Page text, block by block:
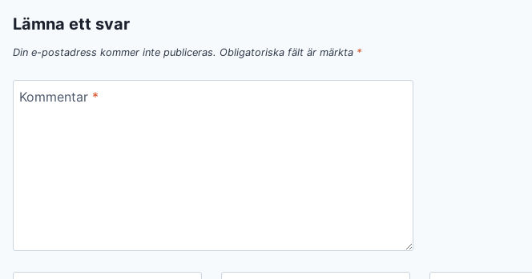
Lämna ett svar
Din e-postadress kommer inte publiceras. Obligatoriska fält är märkta *
Kommentar *